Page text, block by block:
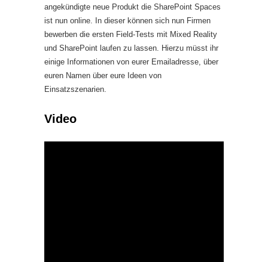
angekündigte neue Produkt die SharePoint Spaces
ist nun online. In dieser können sich nun Firmen
bewerben die ersten Field-Tests mit Mixed Reality
und SharePoint laufen zu lassen. Hierzu müsst ihr
einige Informationen von eurer Emailadresse, über
euren Namen über eure Ideen von
Einsatzszenarien.
Video